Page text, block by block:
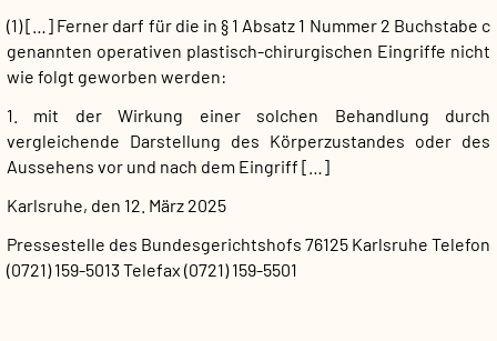
(1) […] Ferner darf für die in § 1 Absatz 1 Nummer 2 Buchstabe c
genannten operativen plastisch-chirurgischen Eingriffe nicht
wie folgt geworben werden:
1. mit der Wirkung einer solchen Behandlung durch
vergleichende Darstellung des Körperzustandes oder des
Aussehens vor und nach dem Eingriff […]
Karlsruhe, den 12. März 2025
Pressestelle des Bundesgerichtshofs 76125 Karlsruhe Telefon
(0721) 159-5013Telefax (0721) 159-5501